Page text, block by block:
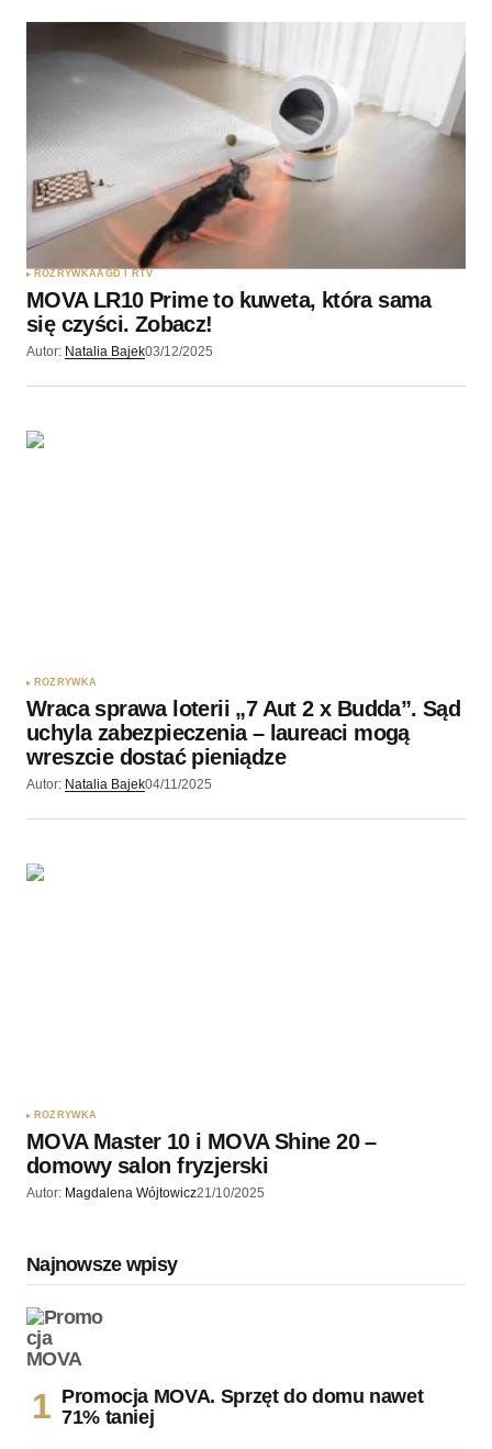
ROZRYWKAAGD I RTV
MOVA LR10 Prime to kuweta, która sama
się czyści. Zobacz!
Autor: Natalia Bajek03/12/2025
ROZRYWKA
Wraca sprawa loterii „7 Aut 2 x Budda”. Sąd
uchyla zabezpieczenia – laureaci mogą
wreszcie dostać pieniądze
Autor: Natalia Bajek04/11/2025
ROZRYWKA
MOVA Master 10 i MOVA Shine 20 –
domowy salon fryzjerski
Autor: Magdalena Wójtowicz21/10/2025
Najnowsze wpisy
Promocja MOVA. Sprzęt do domu nawet
71% taniej